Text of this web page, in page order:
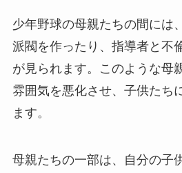
少年野球の母親たちの間には
派閥を作ったり、指導者と不
が見られます。このような母
雰囲気を悪化させ、子供たち
ます。
母親たちの一部は、自分の子